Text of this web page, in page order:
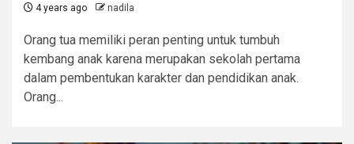
4 years ago nadila
Orang tua memiliki peran penting untuk tumbuh
kembang anak karena merupakan sekolah pertama
dalam pembentukan karakter dan pendidikan anak.
Orang...